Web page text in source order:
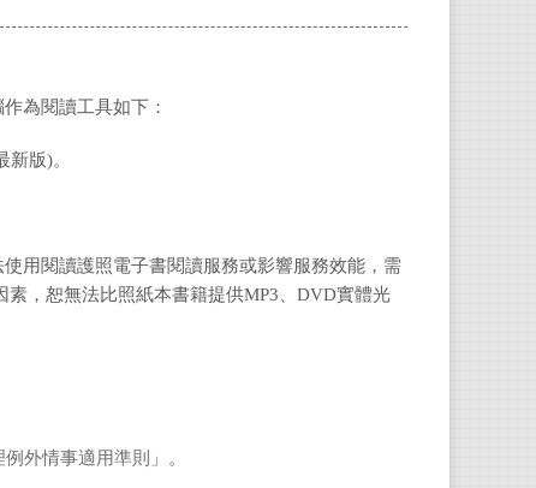
為閱讀工具如下：
版)。
用閱讀護照電子書閱讀服務或影響服務效能，需
，恕無法比照紙本書籍提供MP3、DVD實體光
外情事適用準則 」。